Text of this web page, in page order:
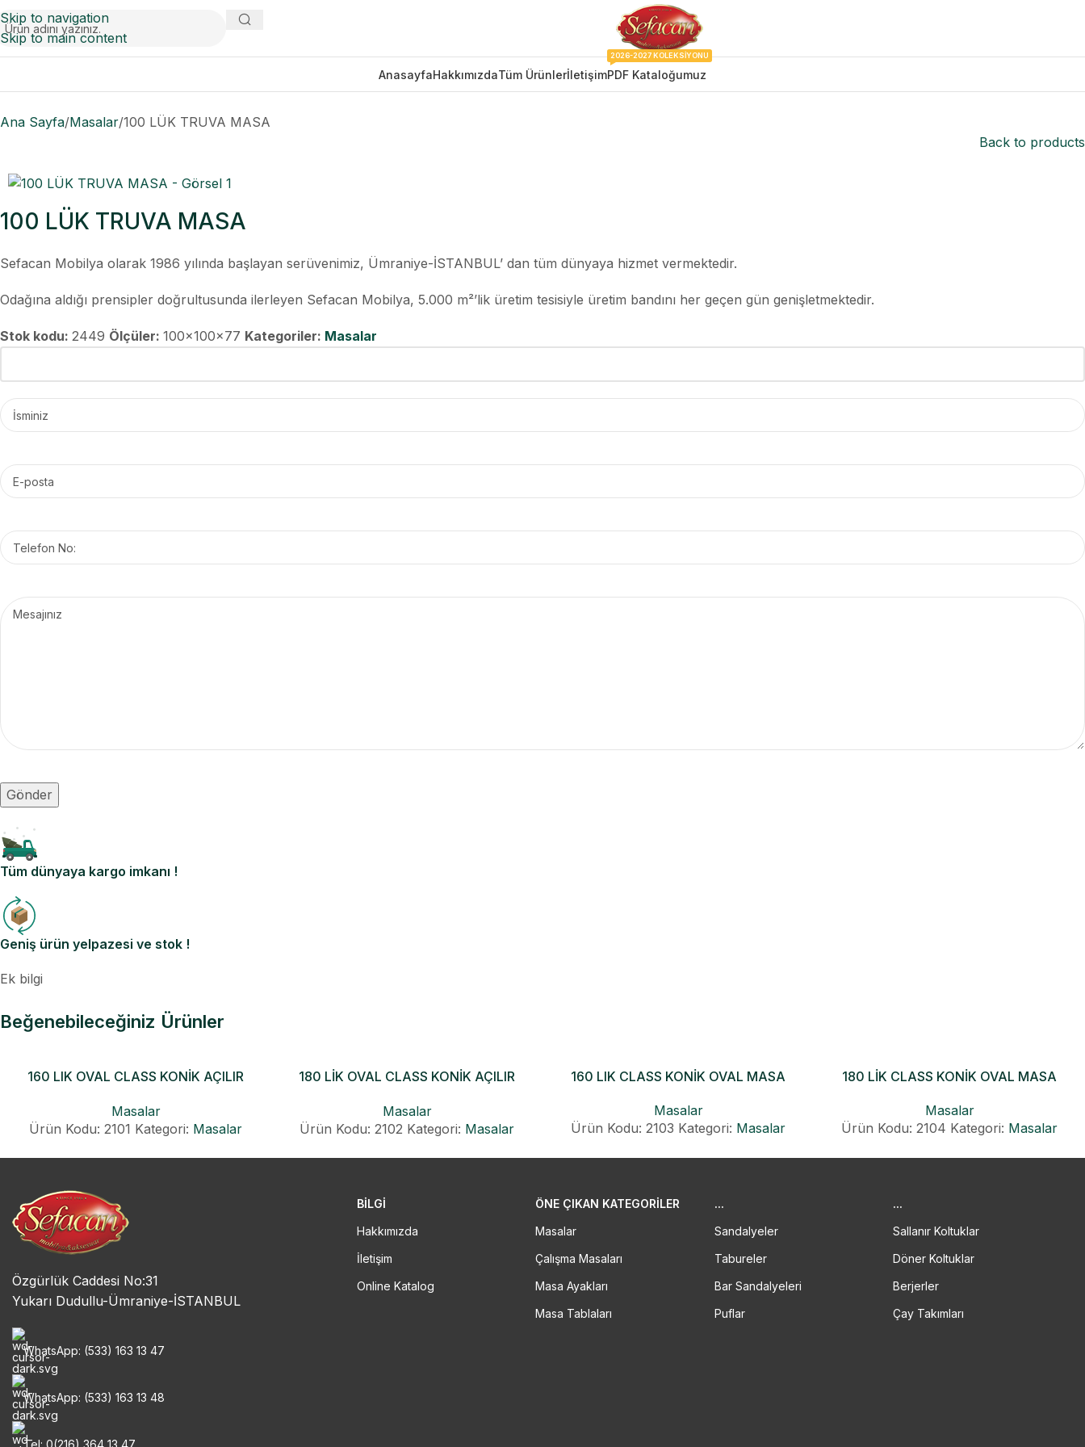
Skip to navigation
Skip to main content
AnasayfaHakkımızdaTüm ÜrünlerİletişimPDF Kataloğumuz
2026-2027 KOLEKSIYONU
Ana Sayfa Masalar 100 LÜK TRUVA MASA
Back to products
100 LÜK TRUVA MASA
Sefacan Mobilya olarak 1986 yılında başlayan serüvenimiz, Ümraniye-İSTANBUL’ dan tüm dünyaya hizmet vermektedir.
Odağına aldığı prensipler doğrultusunda ilerleyen Sefacan Mobilya, 5.000 m²’lik üretim tesisiyle üretim bandını her geçen gün genişletmektedir.
Stok kodu: 2449 Ölçüler: 100x100x77 Kategoriler: Masalar
Tüm dünyaya kargo imkanı !
Geniş ürün yelpazesi ve stok !
Ek bilgi
Beğenebileceğiniz Ürünler
160 LIK OVAL CLASS KONİK AÇILIR
Masalar
Ürün Kodu: 2101 Kategori: Masalar
180 LİK OVAL CLASS KONİK AÇILIR
Masalar
Ürün Kodu: 2102 Kategori: Masalar
160 LIK CLASS KONİK OVAL MASA
Masalar
Ürün Kodu: 2103 Kategori: Masalar
180 LİK CLASS KONİK OVAL MASA
Masalar
Ürün Kodu: 2104 Kategori: Masalar
Özgürlük Caddesi No:31
Yukarı Dudullu-Ümraniye-İSTANBUL
WhatsApp: (533) 163 13 47
WhatsApp: (533) 163 13 48
Tel: 0(216) 364 13 47
BİLGİ
Hakkımızda
İletişim
Online Katalog
ÖNE ÇIKAN KATEGORILER
Masalar
Çalışma Masaları
Masa Ayakları
Masa Tablaları
...
Sandalyeler
Tabureler
Bar Sandalyeleri
Puflar
...
Sallanır Koltuklar
Döner Koltuklar
Berjerler
Çay Takımları